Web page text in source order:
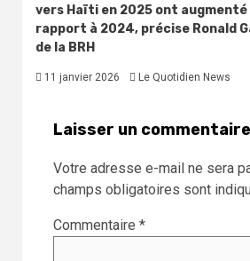
vers Haïti en 2025 ont augmenté
rapport à 2024, précise Ronald
de la BRH
11 janvier 2026 Le Quotidien News
Laisser un commentaire
Votre adresse e-mail ne sera
champs obligatoires sont
Commentaire *